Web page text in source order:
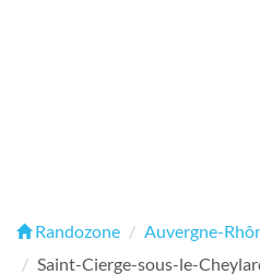
Randozone Auvergne-
Saint-Cierge-sous-le-